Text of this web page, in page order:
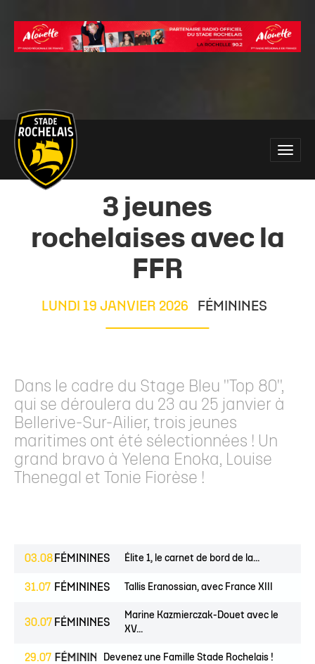
Main
site
navigation
Toggle
3 jeunes
rochelaises avec la
FFR
LUNDI 19 JANVIER 2026 FÉMININES
Dans le cadre du Stage Bleu "Top 80",
qui se déroulera du 23 au 25 janvier à
Bellerive-Sur-Ailier, trois jeunes
maritimes ont été sélectionnées ! Un
grand bravo à Yelena Enoka, Louise
Thenegal et Tonie Fiorèse !
03.08 FÉMININES Élite 1, le carnet de bord de la...
31.07 FÉMININES Tallis Eranossian, avec France XIII
30.07 FÉMININES
Marine Kazmierczak-Douet avec le
XV...
29.07FÉMININES CLUB
Devenez une Famille Stade Rochelais !